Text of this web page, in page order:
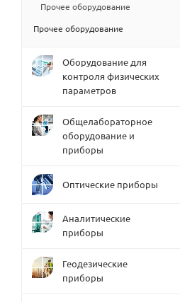
Прочее оборудование
Прочее оборудование
Оборудование для
контроля физических
параметров
Общелабораторное
оборудование и
приборы
Оптические приборы
Аналитические
приборы
Геодезические
приборы